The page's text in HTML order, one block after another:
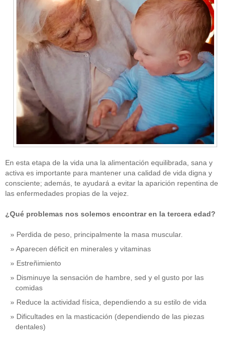
En esta etapa de la vida una la alimentación equilibrada, sana y
activa es importante para mantener una calidad de vida digna y
consciente; además, te ayudará a evitar la aparición repentina de
las enfermedades propias de la vejez.
¿Qué problemas nos solemos encontrar en la tercera edad?
Perdida de peso, principalmente la masa muscular.
Aparecen déficit en minerales y vitaminas
Estreñimiento
Disminuye la sensación de hambre, sed y el gusto por las
comidas
Reduce la actividad física, dependiendo a su estilo de vida
Dificultades en la masticación (dependiendo de las piezas
dentales)